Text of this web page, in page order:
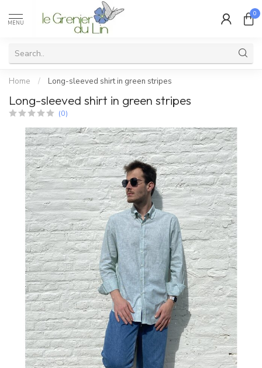
MENU
0
Home / Long-sleeved shirt in green stripes
Long-sleeved shirt in green stripes
(0)